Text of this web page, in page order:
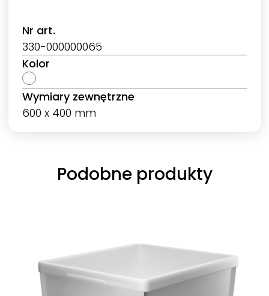
Nr art.
330-000000065
Kolor
Wymiary zewnętrzne
600 x 400 mm
Podobne produkty